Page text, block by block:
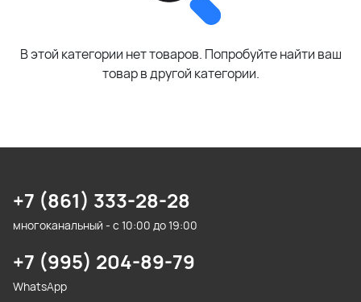
В этой категории нет товаров. Попробуйте найти ваш
товар в другой категории.
+7 (861) 333-28-28
многоканальный - с 10:00 до 19:00
+7 (995) 204-89-79
WhatsApp